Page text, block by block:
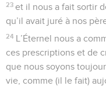
23 et il nous a fait sortir
qu’il avait juré à nos
24 L’Éternel nous a
ces prescriptions et de
que nous soyons
vie, comme (il le fait)